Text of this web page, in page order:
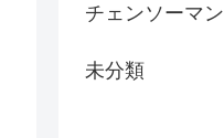
チェンソーマン
未分類